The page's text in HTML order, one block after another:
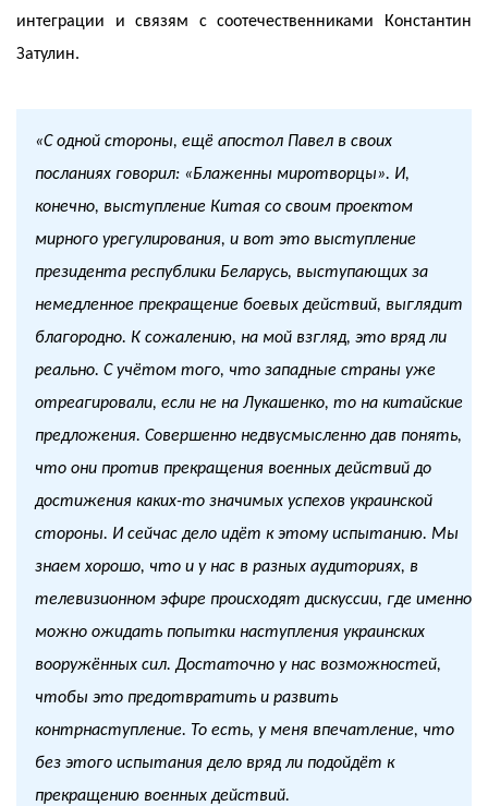
интеграции и связям с соотечественниками Константин
Затулин.
«С одной стороны, ещё апостол Павел в своих
посланиях говорил: «Блаженны миротворцы». И,
конечно, выступление Китая со своим проектом
мирного урегулирования, и вот это выступление
президента республики Беларусь, выступающих за
немедленное прекращение боевых действий, выглядит
благородно. К сожалению, на мой взгляд, это вряд ли
реально. С учётом того, что западные страны уже
отреагировали, если не на Лукашенко, то на китайские
предложения. Совершенно недвусмысленно дав понять,
что они против прекращения военных действий до
достижения каких-то значимых успехов украинской
стороны. И сейчас дело идёт к этому испытанию. Мы
знаем хорошо, что и у нас в разных аудиториях, в
телевизионном эфире происходят дискуссии, где именно
можно ожидать попытки наступления украинских
вооружённых сил. Достаточно у нас возможностей,
чтобы это предотвратить и развить
контрнаступление. То есть, у меня впечатление, что
без этого испытания дело вряд ли подойдёт к
прекращению военных действий.